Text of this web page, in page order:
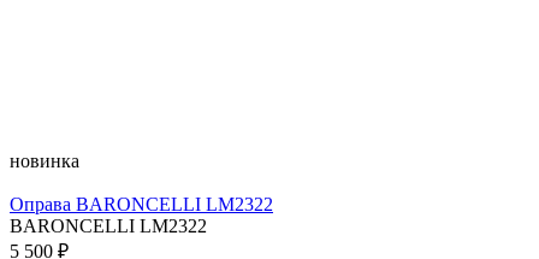
новинка
Оправа BARONCELLI LM2322
BARONCELLI LM2322
5 500 ₽